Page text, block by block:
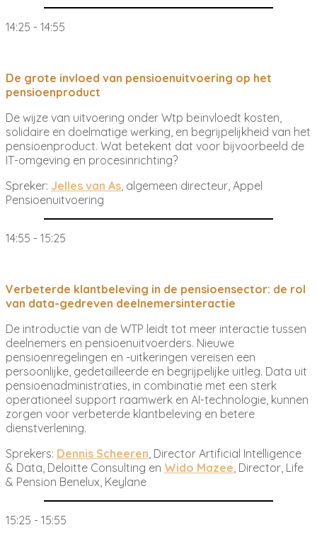
14:25 - 14:55
De grote invloed van pensioenuitvoering op het
pensioenproduct
De wijze van uitvoering onder Wtp beïnvloedt kosten,
solidaire en doelmatige werking, en begrijpelijkheid van het
pensioenproduct. Wat betekent dat voor bijvoorbeeld de
IT-omgeving en procesinrichting?
Spreker: Jelles van As , algemeen directeur, Appel
Pensioenuitvoering
14:55 - 15:25
Verbeterde klantbeleving in de pensioensector: de rol
van data-gedreven deelnemersinteractie
De introductie van de WTP leidt tot meer interactie tussen
deelnemers en pensioenuitvoerders. Nieuwe
pensioenregelingen en -uitkeringen vereisen een
persoonlijke, gedetailleerde en begrijpelijke uitleg. Data uit
pensioenadministraties, in combinatie met een sterk
operationeel support raamwerk en AI-technologie, kunnen
zorgen voor verbeterde klantbeleving en betere
dienstverlening.
Sprekers: Dennis Scheeren , Director Artificial Intelligence
& Data, Deloitte Consulting en Wido Mazee , Director, Life
& Pension Benelux, Keylane
15:25 - 15:55